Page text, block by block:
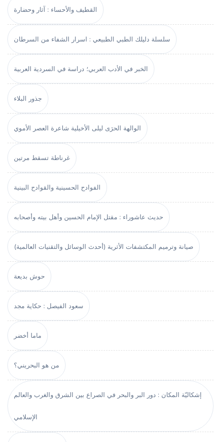
القطيف والأحساء : آثار وحضارة
سلسلة دليلك الطبي الطبيعي : اسرار الشفاء من السرطان
الخبر في الأدب العربي؛ دراسة في السردية العربية
جذور البلاء
الوالهة الحرَى ليلى الأخيلية شاعرة العصر الأموي
غرناطة تسقط مرتين
الفوادح الحسينية والقوادح البينية
حديث عاشوراء : مقتل الإمام الحسين وأهل بيته وأصحابه
صيانة وترميم المكتشفات الأثرية (أحدث الوسائل والتقنيات العالمية)
حوش بديعة
سعود الفيصل : حكاية مجد
ماما أخضر
من هو البحريني؟
إشكاليّة المكان : دور البر والبحر في الصراع بين الشرق والغرب والعالم
الإسلامي